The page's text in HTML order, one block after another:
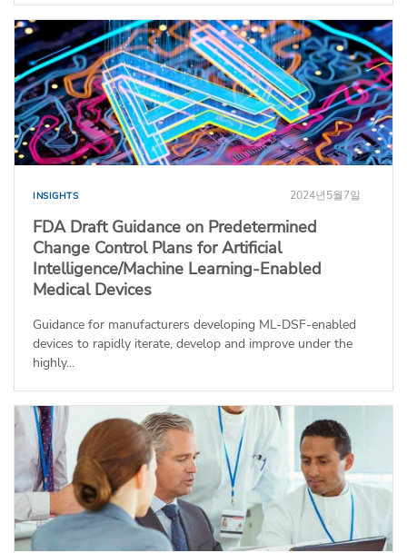
INSIGHTS 2024년5월7일
FDA Draft Guidance on Predetermined
Change Control Plans for Artificial
Intelligence/Machine Learning-Enabled
Medical Devices
Guidance for manufacturers developing ML-DSF-enabled
devices to rapidly iterate, develop and improve under the
highly...